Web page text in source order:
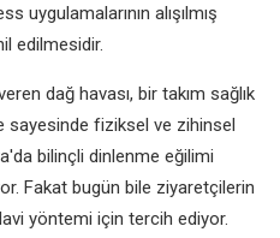
uygulamalarının alışılmış
edilmesidir.
dağ havası, bir takım sağlık
sayesinde fiziksel ve zihinsel
bilinçli dinlenme eğilimi
Fakat bugün bile ziyaretçilerin
yöntemi için tercih ediyor.